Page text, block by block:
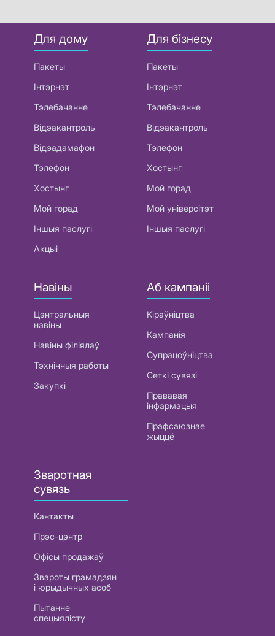
Для дому
Пакеты
Інтэрнэт
Тэлебачанне
Відэакантроль
Відэадамафон
Тэлефон
Хостынг
Мой горад
Іншыя паслугі
Акцыі
Для бізнесу
Пакеты
Інтэрнэт
Тэлебачанне
Відэакантроль
Тэлефон
Хостынг
Мой горад
Мой універсітэт
Іншыя паслугі
Навіны
Цэнтральныя
навіны
Навіны філіялаў
Тэхнічныя работы
Закупкі
Аб кампаніі
Кіраўніцтва
Кампанія
Супрацоўніцтва
Сеткі сувязі
Прававая
інфармацыя
Прафсаюзнае
жыццё
Зваротная
сувязь
Кантакты
Прэс-цэнтр
Офісы продажаў
Звароты грамадзян
і юрыдычных асоб
Пытанне
спецыялісту